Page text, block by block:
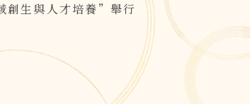
生與人才培養”舉行